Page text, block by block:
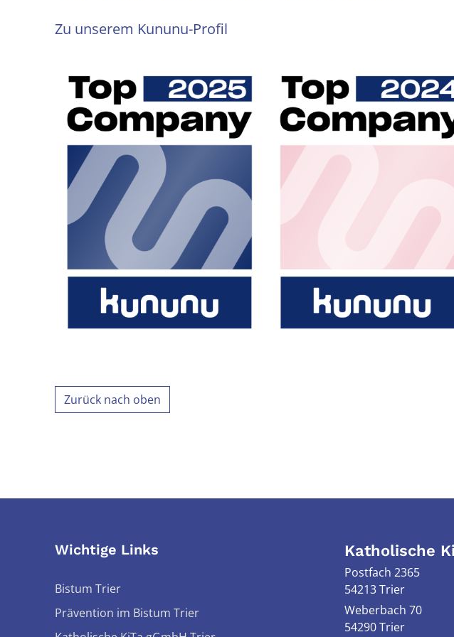
Zu unserem Kununu-Profil
Zurück nach oben
Wichtige Links
Bistum Trier
Prävention im Bistum Trier
Katholische
Postfach 2365
54213 Trier
Weberbach 70
54290Trier